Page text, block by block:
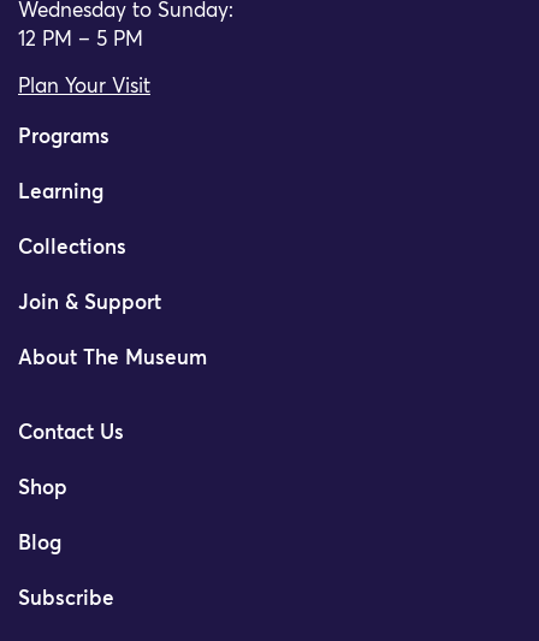
Wednesday to Sunday:
12 PM – 5 PM
Plan Your Visit
Programs
Learning
Collections
Join & Support
About The Museum
Contact Us
Shop
Blog
Subscribe